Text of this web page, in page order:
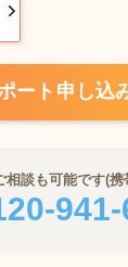
ート申し込
相談も可能です(携